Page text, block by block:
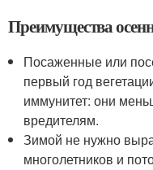
Преимущества
Посаженные или
первый год
иммунитет: они
вредителям.
Зимой не нужно
многолетников и